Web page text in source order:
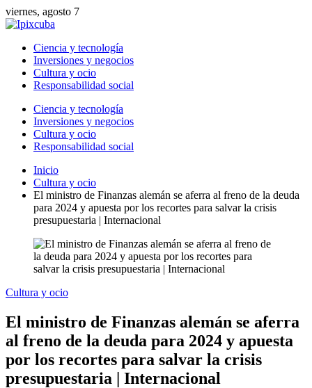
viernes, agosto 7
Ciencia y tecnología
Inversiones y negocios
Cultura y ocio
Responsabilidad social
Ciencia y tecnología
Inversiones y negocios
Cultura y ocio
Responsabilidad social
Inicio
Cultura y ocio
El ministro de Finanzas alemán se aferra al freno de la deuda
para 2024 y apuesta por los recortes para salvar la crisis
presupuestaria | Internacional
Cultura y ocio
El ministro de Finanzas alemán se aferra
al freno de la deuda para 2024 y apuesta
por los recortes para salvar la crisis
presupuestaria | Internacional